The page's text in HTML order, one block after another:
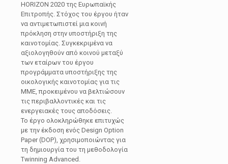
ΗΟRΙΖΟΝ 2020 της Ευρωπαϊκής
Επιτροπής. Στόχος του έργου ήταν
να αντιμετωπιστεί μια κοινή
πρόκληση στην υποστήριξη της
καινοτομίας. Συγκεκριμένα να
αξιολογηθούν από κοινού μεταξύ
των εταίρων του έργου
προγράμματα υποστήριξης της
οικολογικής καινοτομίας για τις
ΜΜΕ, προκειμένου να βελτιώσουν
τις περιβαλλοντικές και τις
ενεργειακές τους αποδόσεις.
Το έργο ολοκληρώθηκε επιτυχώς
με την έκδοση ενός Design Option
Paper (DOP), χρησιμοποιώντας για
τη δημιουργία του τη μεθοδολογία
Twinning Advanced.